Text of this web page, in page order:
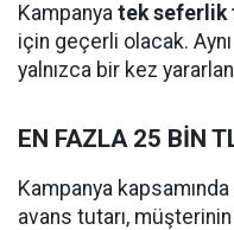
Kampanya tek seferlik
için geçerli olacak.
yalnızca bir kez
EN FAZLA 25 BİN
Kampanya
avans tutarı,